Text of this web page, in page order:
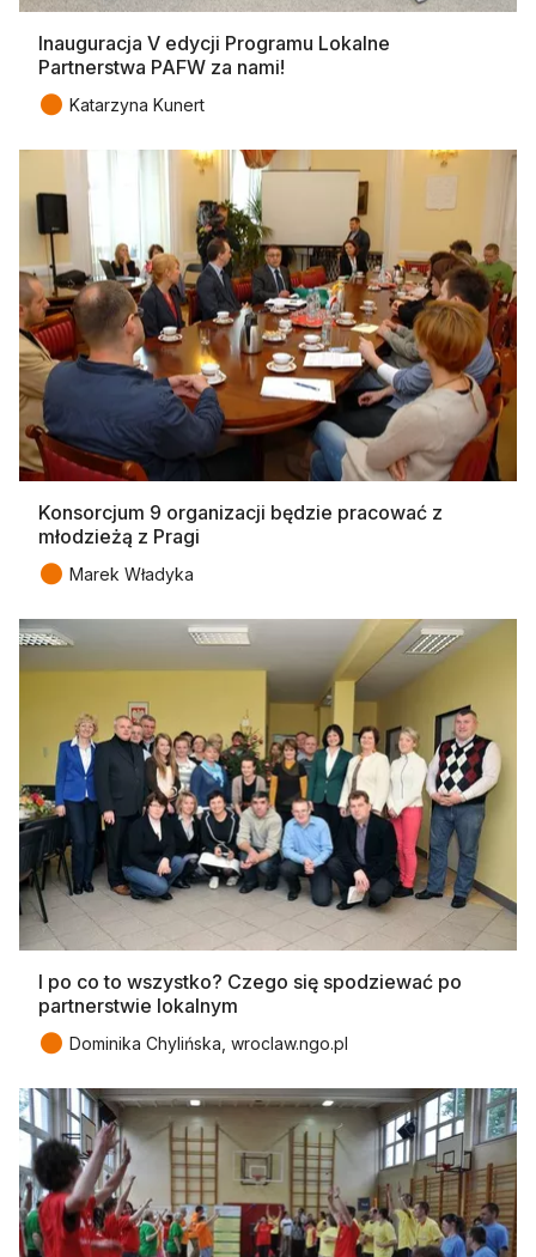
Inauguracja V edycji Programu Lokalne
Partnerstwa PAFW za nami!
● Katarzyna Kunert
Konsorcjum 9 organizacji będzie pracować z
młodzieżą z Pragi
● Marek Władyka
I po co to wszystko? Czego się spodziewać po
partnerstwie lokalnym
● Dominika Chylińska, wroclaw.ngo.pl